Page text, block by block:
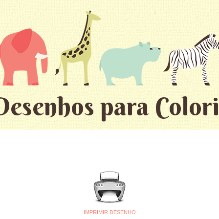
para
IMPRIMIR DESENHO